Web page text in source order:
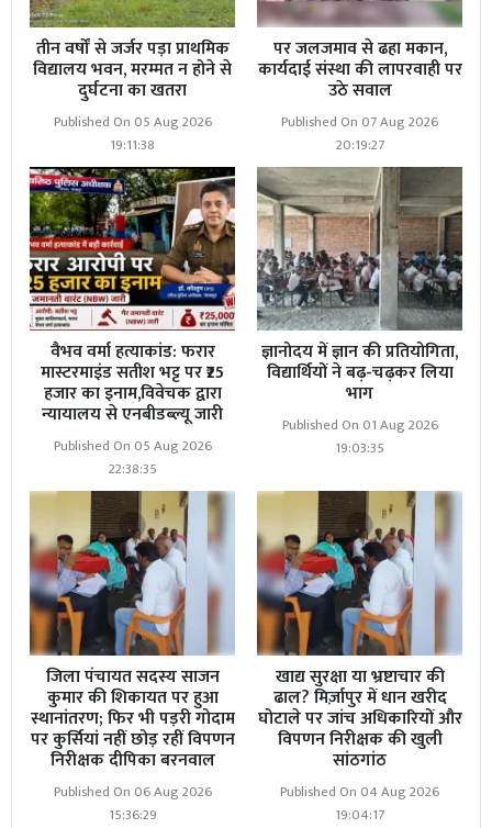
तीन वर्षों से जर्जर पड़ा प्राथमिक
विद्यालय भवन, मरम्मत न होने से
दुर्घटना का खतरा
Published On 05 Aug 2026
19:11:38
पर जलजमाव से ढहा मकान,
कार्यदाई संस्था की लापरवाही पर
उठे सवाल
Published On 07 Aug 2026
20:19:27
वैभव वर्मा हत्याकांड: फरार
मास्टरमाइंड सतीश भट्ट पर ₹25
हजार का इनाम,विवेचक द्वारा
न्यायालय से एनबीडब्ल्यू जारी
Published On 05 Aug 2026
22:38:35
ज्ञानोदय में ज्ञान की प्रतियोगिता,
विद्यार्थियों ने बढ़-चढ़कर लिया
भाग
Published On 01 Aug 2026
19:03:35
जिला पंचायत सदस्य साजन
कुमार की शिकायत पर हुआ
स्थानांतरण; फिर भी पड़री गोदाम
पर कुर्सियां नहीं छोड़ रहीं विपणन
निरीक्षक दीपिका बरनवाल
Published On 06 Aug 2026
15:36:29
खाद्य सुरक्षा या भ्रष्टाचार की
ढाल? मिर्ज़ापुर में धान खरीद
घोटाले पर जांच अधिकारियों और
विपणन निरीक्षक की खुली
सांठगांठ
Published On 04 Aug 2026
19:04:17